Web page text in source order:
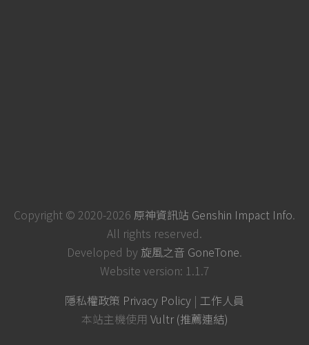
Copyright © 2020-2026 原神資訊站 Genshin Impact Info.
All rights reserved.
Developed by 旋風之音 GoneTone.
Website version: 1.1.7
隱私權政策 Privacy Policy | 工作人員
本站主機使用 Vultr (推薦連結)